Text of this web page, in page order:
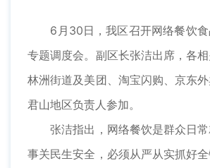
6月30日，我区召开网络餐饮食
专题调度会。副区长张洁出席，各
林洲街道及美团、淘宝闪购、京东
君山地区负责人参加。
张洁指出，网络餐饮是群众日常
事关民生安全，必须从严从实抓好